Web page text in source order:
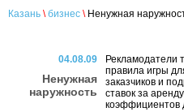
Казань \ бизнес \Ненужная
04.08.09
Ненужная
наружность
Рекламодатели
правила игры
заказчиков и
ставок за
коэффициентов